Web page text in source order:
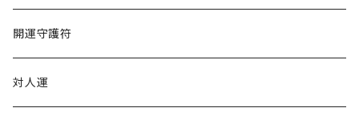
未年
申年
開運守護符
対人運